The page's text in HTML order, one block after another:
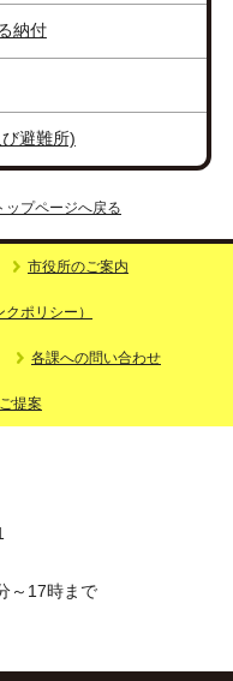
納付
避難所)
ップページへ戻る
市役所のご案内
ポリシー）
各課への問い合わせ
提案
～17時まで